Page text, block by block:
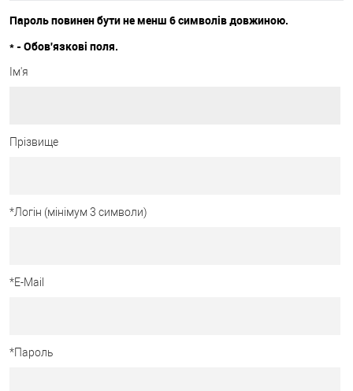
Пароль повинен бути не менш 6 символів довжиною.
* - Обов'язкові поля.
Ім'я
Прізвище
*Логін (мінімум 3 символи)
*E-Mail
*Пароль